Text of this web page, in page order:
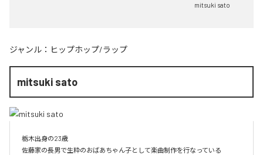
mitsuki sato
ジャンル： ヒップホップ/ラップ
mitsuki sato
栃木出身の23歳
佐藤家の長男で生粋のおばあちゃん子として楽曲制作を行なっている